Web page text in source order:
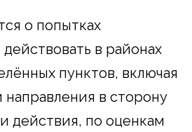
о попытках
в районах
пунктов, включая
в сторону
действия, по оценкам